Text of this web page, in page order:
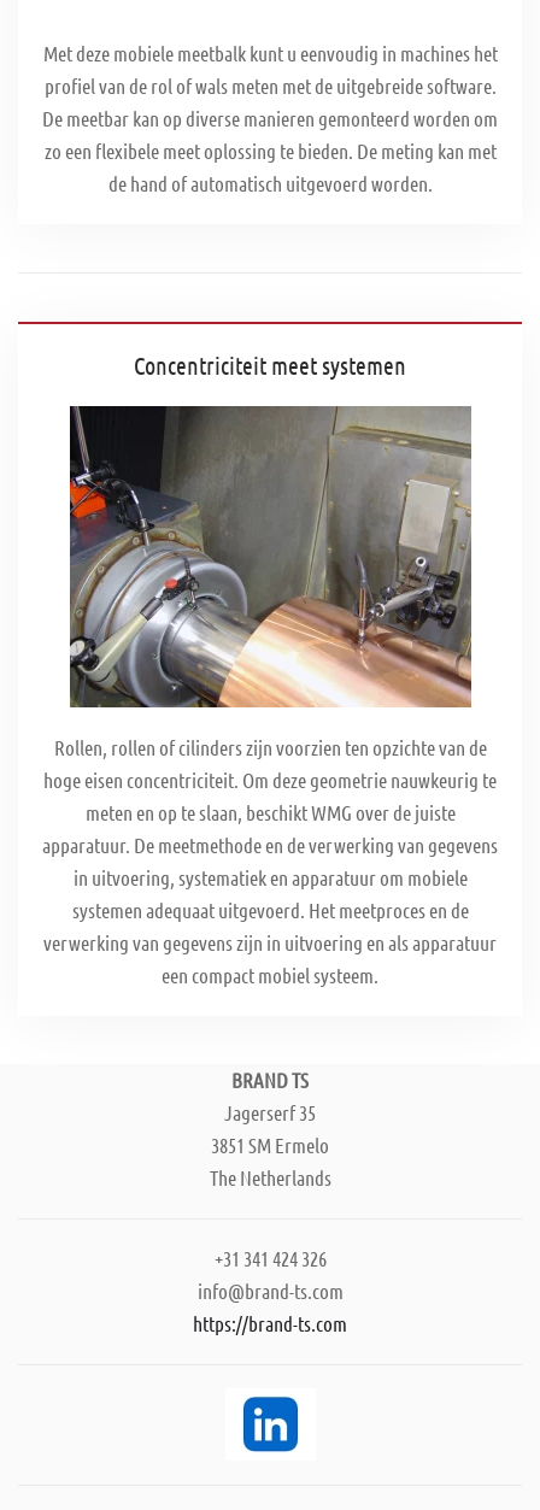
Met deze mobiele meetbalk kunt u eenvoudig in machines het
profiel van de rol of wals meten met de uitgebreide software.
De meetbar kan op diverse manieren gemonteerd worden om
zo een flexibele meet oplossing te bieden. De meting kan met
de hand of automatisch uitgevoerd worden.
Concentriciteit meet systemen
Rollen, rollen of cilinders zijn voorzien ten opzichte van de
hoge eisen concentriciteit. Om deze geometrie nauwkeurig te
meten en op te slaan, beschikt WMG over de juiste
apparatuur. De meetmethode en de verwerking van gegevens
in uitvoering, systematiek en apparatuur om mobiele
systemen adequaat uitgevoerd. Het meetproces en de
verwerking van gegevens zijn in uitvoering en als apparatuur
een compact mobiel systeem.
BRAND TS
Jagerserf 35
3851 SM Ermelo
The Netherlands
+31 341 424 326
info@brand-ts.com
https://brand-ts.com